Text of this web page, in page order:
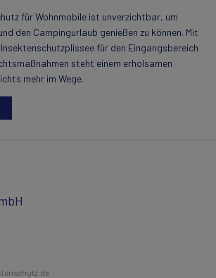
für Wohnmobile ist unverzichtbar, um
den Campingurlaub genießen zu können. Mit
für den Eingangsbereich
steht einem erholsamen
mehr im Wege.